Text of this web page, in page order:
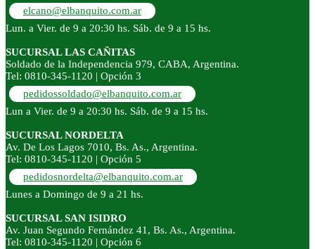
elcano@elbanquito.com.ar
Lun. a Vier. de 9 a 20:30 hs. Sáb. de 9 a 15 hs.
SUCURSAL LAS CAÑITAS
Soldado de la Independencia 979, CABA, Argentina.
Tel: 0810-345-1120 | Opción 3
pedidossoldado@elbanquito.com.ar
Lun a Vier. de 9 a 20:30 hs. Sáb. de 9 a 15 hs.
SUCURSAL NORDELTA
Av. De Los Lagos 7010, Bs. As., Argentina.
Tel: 0810-345-1120 | Opción 5
pedidosnordelta@elbanquito.com.ar
Lunes a Domingo de 9 a 21 hs.
SUCURSAL SAN ISIDRO
Av. Juan Segundo Fernández 41, Bs. As., Argentina.
Tel: 0810-345-1120 | Opción 6